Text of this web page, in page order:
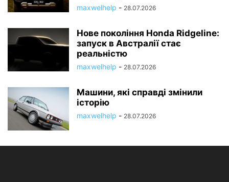
maxwelhelp - 28.07.2026
Нове покоління Honda Ridgeline:
запуск в Австралії стає
реальністю
maxwelhelp - 28.07.2026
Машини, які справді змінили
історію
maxwelhelp - 28.07.2026